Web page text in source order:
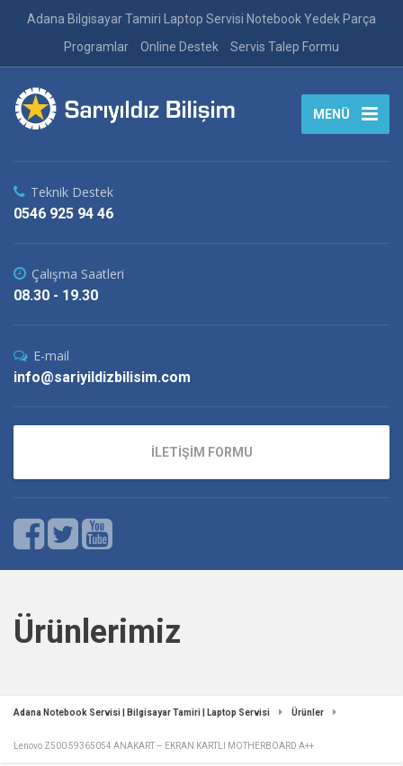
Adana Bilgisayar Tamiri Laptop Servisi Notebook Yedek Parça
Programlar
Online Destek Servis Talep Formu
MENÜ
Teknik Destek
0546 925 94 46
Çalışma Saatleri
08.30 - 19.30
E-mail
info@sariyildizbilisim.com
İLETİŞİM FORMU
Ürünlerimiz
Adana Notebook Servisi | Bilgisayar Tamiri | Laptop Servisi Ürünler
Lenovo Z500 59365054 ANAKART – EKRAN KARTLI MOTHERBOARD A++